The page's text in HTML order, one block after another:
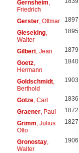
Gernsheim
Friedrich
Gerster, Ottmar 1897
Gieseking,
Walter
1895
Gilbert, Jean 1879
Goetz,
Hermann
1840
Goldschmidt,
Berthold
1903
Götze, Carl 1836
Graener, Paul 1872
Grimm , Julius
Otto
1827
Gronostay,
Walter
1906